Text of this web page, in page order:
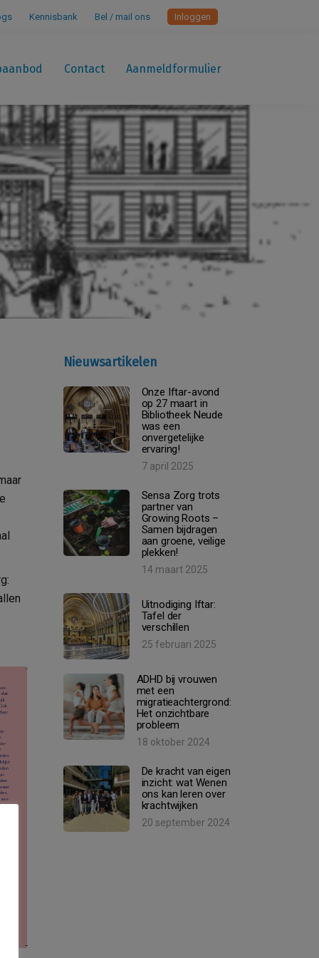
Kennisbank Bel / mail ons Inloggen
Contact Aanmeldformulier
Nieuwsartikelen
Onze Iftar-avond
op 27 maart in
Bibliotheek Neude
was een
onvergetelijke
ervaring!
7 april 2025
Sensa Zorg trots
partner van
Growing Roots –
Samen bijdragen
aan groene, veilige
plekken!
14 maart 2025
Uitnodiging Iftar:
Tafel der
verschillen
25 februari 2025
ADHD bij vrouwen
met een
migratieachtergrond:
Het onzichtbare
probleem
18 oktober 2024
De kracht van eigen
inzicht: wat Wenen
ons kan leren over
krachtwijken
20 september 2024